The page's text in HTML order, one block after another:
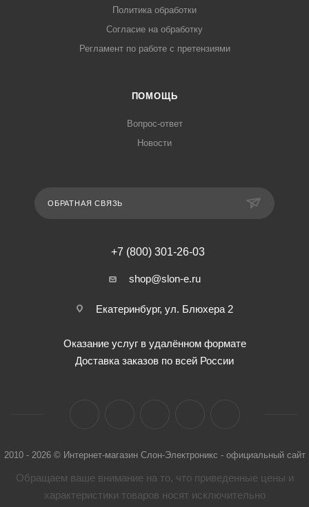
Политика обработки
Согласие на обработку
Регламент по работе с претензиями
ПОМОЩЬ
Вопрос-ответ
Новости
ОБРАТНАЯ СВЯЗЬ
+7 (800) 301-26-03
shop@slon-e.ru
Екатеринбург, ул. Блюхера 2
Оказание услуг в удалённом формате
Доставка заказов по всей России
2010 - 2026 © Интернет-магазин Слон-Электроникс - официальный сайт
Обращаем ваше внимание на то, что приведенные цены и
характеристики товaров носят исключительно